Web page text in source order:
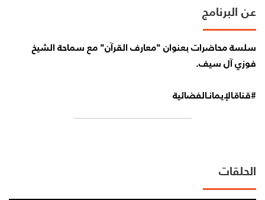
عن البرنامج
سلسة محاضرات بعنوان "معارف القرآن" مع سماحة الشيخ
فوزي آل سيف.
#قناةـالإيمانـالفضائية
الحلقات